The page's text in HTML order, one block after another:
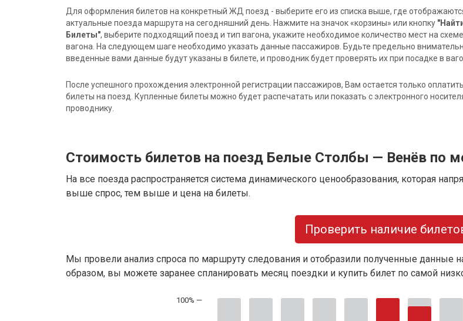
Для оформления билетов на конкретный ЖД поезд - выберите его из списка выше, где
актуальные поезда маршрута на сегодняшний день. Нажмите на значок «корзины» или кнопку
Билеты", выберите подходящий поезд и тип вагона, укажите необходимое количество мест на схеме
вагона. На следующем шаге необходимо указать данные пассажиров. Будьте предельно
введенные вами данные будут указаны в билете, и проводник будет проверять их при посадке в
После успешного прохождения электронной регистрации пассажиров, Вам остается только оплатить
билеты на поезд. Купленные билеты можно будет распечатать или показать с электронного
проводнику.
Стоимость билетов на поезд Белые Столбы — Венёв по
На все поезда распространяется система динамического ценообразования, которая
выше спрос, тем выше и цена на билеты.
Проверить наличие
Мы провели анализ спроса по маршруту следования и отобразили полученные данные
образом, вы можете заранее спланировать месяц поездки и купить билет по самой